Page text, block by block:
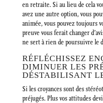
en retraite. Si au lieu de cela
avez une autre option, vous
animée, vous pouvez toujours
preuve vous ferait changer
ne sert à rien de poursuivre le
RÉFLÉCHISSEZ
DIMINUER LES
DÉSTABILISANT
Si les croyances sont des
préjugés. Plus vos attitudes